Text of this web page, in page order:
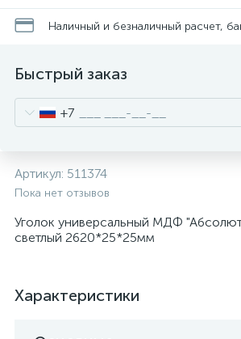
Наличный и безналичный расчет,
Быстрый заказ
+7
Артикул: 511374
Пока нет отзывов
Уголок универсальный МДФ
светлый 2620*25*25мм
Характеристики